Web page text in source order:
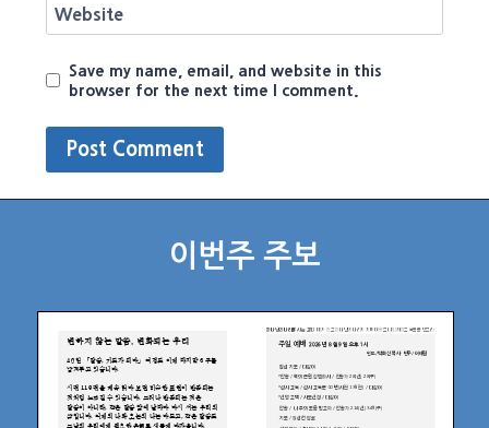
Website
Save my name, email, and website in this
browser for the next time I comment.
이번주 주보